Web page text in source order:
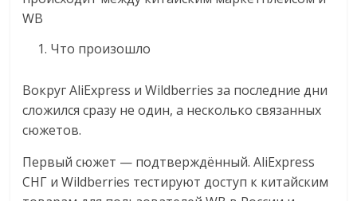
WB
Что произошло
Вокруг AliExpress и Wildberries за последние дни
сложился сразу не один, а несколько связанных
сюжетов.
Первый сюжет — подтверждённый. AliExpress
СНГ и Wildberries тестируют доступ к китайским